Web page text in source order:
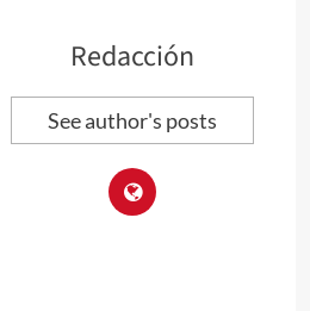
Redacción
See author's posts